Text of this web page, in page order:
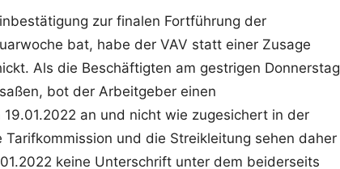
zur finalen Fortführung der
bat, habe der VAV statt einer Zusage
Als die Beschäftigten am gestrigen Donnerstag
bot der Arbeitgeber einen
an und nicht wie zugesichert in der
und die Streikleitung sehen daher
keine Unterschrift unter dem beiderseits